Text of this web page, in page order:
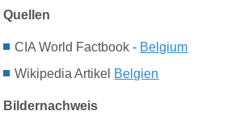
Quellen
CIA World Factbook - Belgium
Wikipedia Artikel Belgien
Bildernachweis